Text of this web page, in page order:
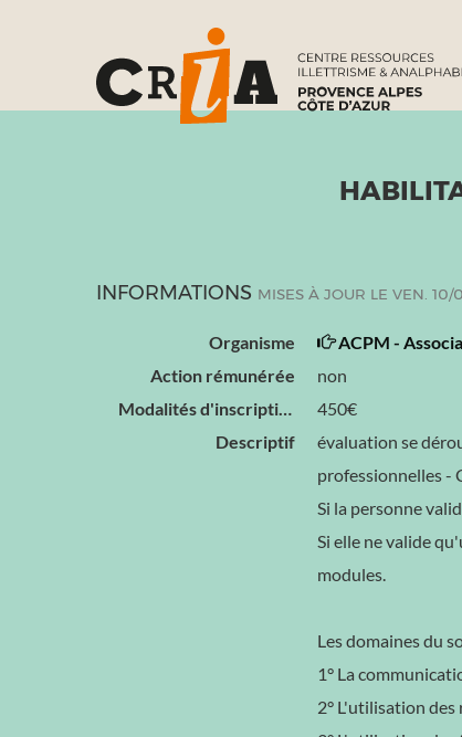
INFORMATIONS MISES À JOUR LE VEN.
Organisme
ACPM -
Action rémunérée
non
Modalités d'inscription
450€
Descriptif
évaluation se
professionnelles -
Si la personne
Si elle ne valide
modules.
Les domaines du
1° La
2° L'utilisation des